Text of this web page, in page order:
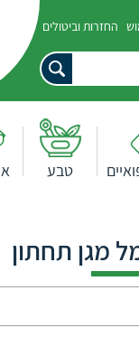
החזרות וביטולים
טבע
מגן תחתון